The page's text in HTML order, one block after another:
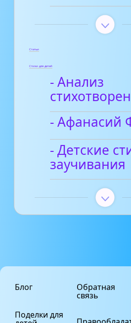
Статьи
Стихи для детей
- Анализ
- Афанасий
- Детские
заучивания
Блог
Поделки для
Обратная
связь